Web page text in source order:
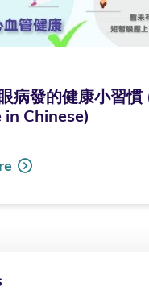
病發的健康小習
Chinese)